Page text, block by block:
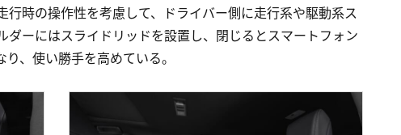
時の操作性を考慮して、ドライバー側に走行系や駆動系ス
ーにはスライドリッドを設置し、閉じるとスマートフォン
、使い勝手を高めている。